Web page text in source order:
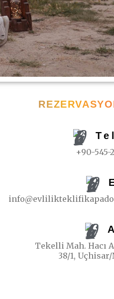
+90-545-
Tekelli Mah. Hacı
38/1,